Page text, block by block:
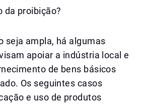
da proibição?
seja ampla, há algumas
apoiar a indústria local e
de bens básicos
Os seguintes casos
e uso de produtos